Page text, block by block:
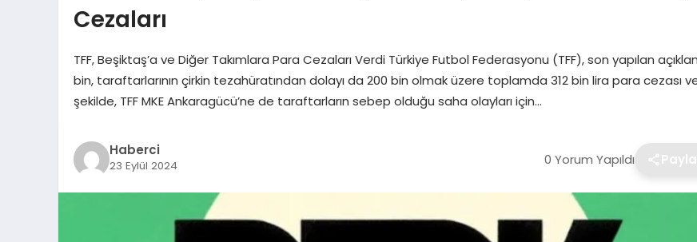
Cezaları
TFF, Beşiktaş’a ve Diğer Takımlara Para Cezaları Verdi Türkiye Futbol Federasyonu (TFF), son yapılan
bin, taraftarlarının çirkin tezahüratından dolayı da 200 bin olmak üzere toplamda 312 bin lira para cezası
şekilde, TFF MKE Ankaragücü’ne de taraftarların sebep olduğu saha olayları için…
Haberci
23 Eylül 2024 0 Yorum Yapıldı